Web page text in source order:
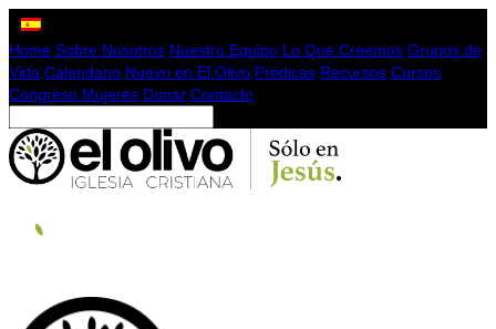
Home Sobre Nosotros Nuestro Equipo Lo Que Creemos Grupos de
Vida Calendario Nuevo en El Olivo Prédicas Recursos Cursos
Congreso Mujeres Donar Contacto